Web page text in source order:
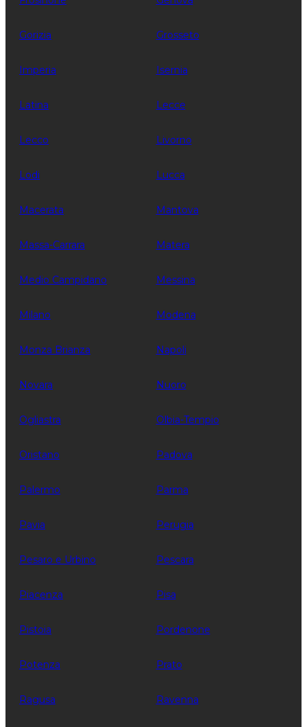
Gorizia Grosseto
Imperia Isernia
Latina Lecce
Lecco Livorno
Lodi Lucca
Macerata Mantova
Massa-Carrara Matera
Medio Campidano Messina
Milano Modena
Monza Brianza Napoli
Novara Nuoro
Ogliastra Olbia-Tempio
Oristano Padova
Palermo Parma
Pavia Perugia
Pesaro e Urbino Pescara
Piacenza Pisa
Pistoia Pordenone
Potenza Prato
Ragusa Ravenna